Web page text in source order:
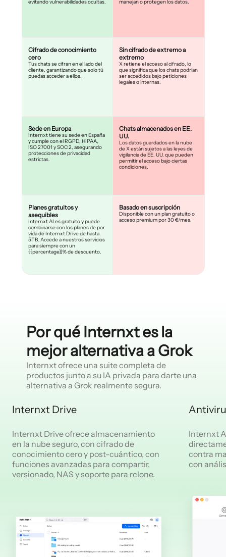
evitando vulnerabilidades ocultas.
Cifrado de conocimiento
cero
Tus chats se cifran en el lado del
cliente, garantizando que solo tú
puedas acceder a ellos.
Sede en Europa
Internxt tiene su sede en España
y cumple con el RGPD, HIPAA,
ISO 27001 y SOC 2, asegurando
protecciones de privacidad
estrictas.
Planes gratuitos y
asequibles
Internxt AI es gratuito y puede
combinarse con los planes de por
vida de Internxt Drive de hasta
5TB. Accede a nuestros servicios
para siempre con un
{{percentage}}% de descuento.
manejan o protegen los datos.
Sin cifrado de extremo a
extremo
X retiene el acceso al cifrado, lo
que significa que los chats podrían
ser accedidos bajo peticiones
legales o internas.
Chats almacenados en EE.
UU.
Los datos guardados en la nube
de X están sujetos a las leyes de
vigilancia de EE. UU. que pueden
permitir el acceso bajo ciertas
condiciones.
Basado en suscripción
Disponible con un plan gratuito o
acceso premium por 30 €/mes.
Por qué Internxt es la
mejor alternativa a Grok
Internxt ofrece una suite completa de
productos junto a su IA privada para darte una
alternativa a Grok realmente segura.
Internxt Drive
Internxt Drive ofrece almacenamiento
en la nube seguro, con cifrado de
conocimiento cero y post-cuántico, con
funciones avanzadas para compartir,
versionado, NAS y soporte para rclone.
Internxt
contra
con